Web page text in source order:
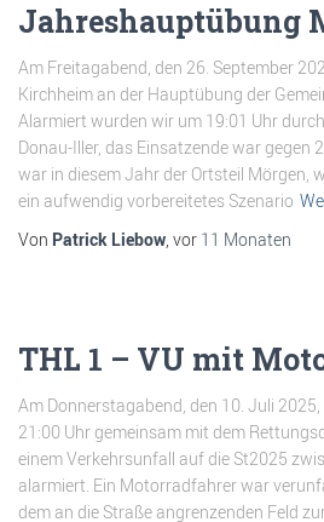
Jahreshauptübung
Am Freitagabend, den 26. September
Kirchheim an der Hauptübung der
Alarmiert wurden wir um 19:01 Uhr
Donau-Iller, das Einsatzende war gegen
war in diesem Jahr der Ortsteil Mörgen,
ein aufwendig vorbereitetes Szenario
Von Patrick Liebow, vor 11 Monaten
THL 1 – VU mit
Am Donnerstagabend, den 10. Juli
21:00 Uhr gemeinsam mit dem
einem Verkehrsunfall auf die St2025
alarmiert. Ein Motorradfahrer war
dem an die Straße angrenzenden Feld